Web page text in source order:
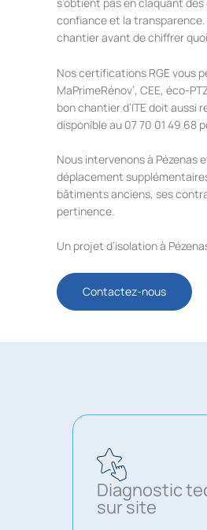
confiance et la
chantier avant de chiffrer
Nos certifications RGE vous
MaPrimeRénov’, CEE, éco-
bon chantier d’ITE doit
disponible au 07 70 01 49 68
Nous intervenons à Pézenas
déplacement
bâtiments anciens, ses
pertinence.
Un projet d’isolation à
Contactez-nous
Diagnostic
sur site